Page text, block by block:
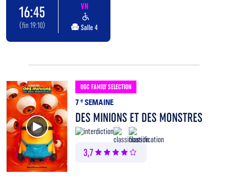
16:45
(fin 19:10)
VN
Salle 4
Voir la bande annonce
UGC FAMILY SELECTION
7 e SEMAINE
DES MINIONS ET DES MONSTRES
3,7